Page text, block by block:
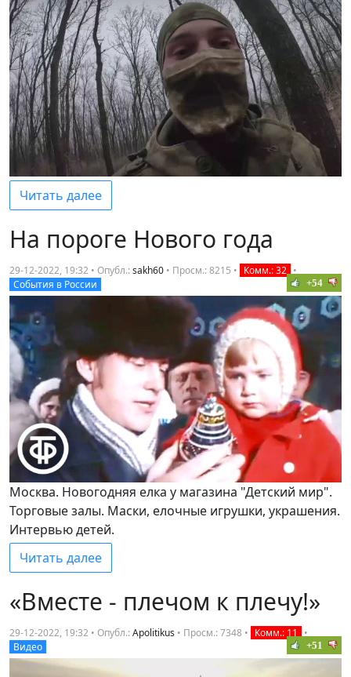
Читать далее
На пороге Нового года
29-12-2022, 19:32 • Опубл.:sakh60 • Просм.: 8215 • Комм.: 32 •
События в России
+54
Москва. Новогодняя елка у магазина "Детский мир".
Торговые залы. Маски, елочные игрушки, украшения.
Интервью детей.
Читать далее
«Вместе - плечом к плечу!»
29-12-2022, 19:32 • Опубл.:Apolitikus • Просм.: 7348 • Комм.: 11
•
Видео
+51